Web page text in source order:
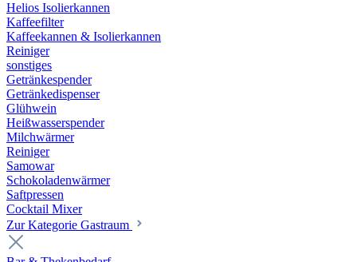
Helios Isolierkannen
Kaffeefilter
Kaffeekannen & Isolierkannen
Reiniger
sonstiges
Getränkespender
Getränkedispenser
Glühwein
Heißwasserspender
Milchwärmer
Reiniger
Samowar
Schokoladenwärmer
Saftpressen
Cocktail Mixer
Zur Kategorie Gastraum